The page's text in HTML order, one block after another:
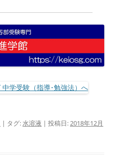
| タグ:水溶液 | 投稿日:2018年12月